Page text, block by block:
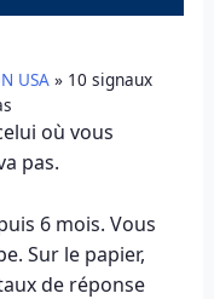
USA» 10 signaux
où vous
pas.
6 mois. Vous
Sur le papier,
de réponse